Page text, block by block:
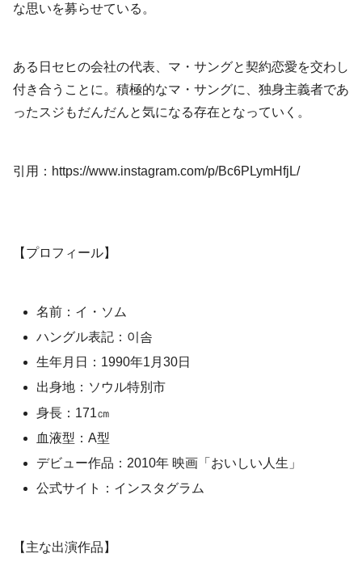
な思いを募らせている。
ある日セヒの会社の代表、マ・サングと契約恋愛を交わし
付き合うことに。積極的なマ・サングに、独身主義者であ
ったスジもだんだんと気になる存在となっていく。
引用：https://www.instagram.com/p/Bc6PLymHfjL/
【プロフィール】
名前：イ・ソム
ハングル表記：이솜
生年月日：1990年1月30日
出身地：ソウル特別市
身長：171㎝
血液型：A型
デビュー作品：2010年 映画「おいしい人生」
公式サイト：インスタグラム
【主な出演作品】